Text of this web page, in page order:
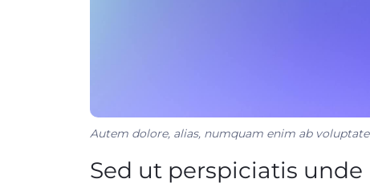
Autem dolore, alias, numquam enim ab voluptate
Sed ut perspiciatis unde